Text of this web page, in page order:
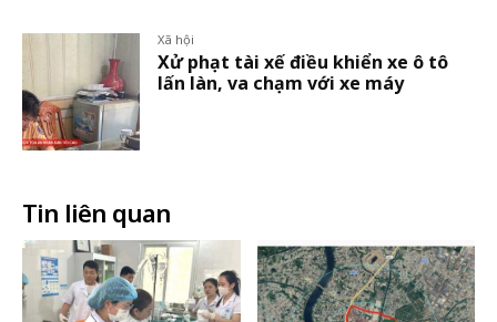
Xã hội
Xử phạt tài xế điều khiển xe ô tô
lấn làn, va chạm với xe máy
Tin liên quan